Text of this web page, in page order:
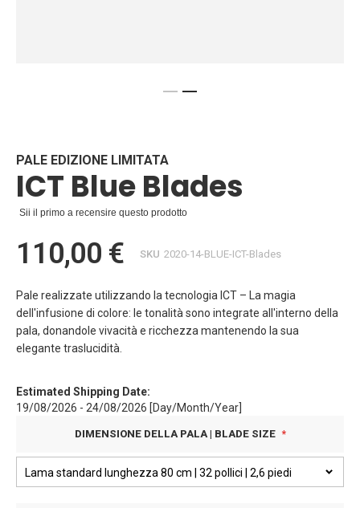
galleria
di
immagini
PALE EDIZIONE LIMITATA
ICT Blue Blades
Sii il primo a recensire questo prodotto
110,00 € SKU 2020-14-BLUE-ICT-Blades
Pale realizzate utilizzando la tecnologia ICT – La magia
dell'infusione di colore: le tonalità sono integrate all'interno della
pala, donandole vivacità e ricchezza mantenendo la sua
elegante traslucidità.
Estimated Shipping Date:
19/08/2026 - 24/08/2026 [Day/Month/Year]
DIMENSIONE DELLA PALA | BLADE SIZE